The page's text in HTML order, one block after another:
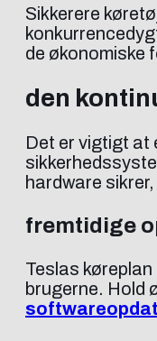
Sikkerere
de økonomiske
den
Det er vigtigt at
hardware
fremtidige
Teslas
brugerne. Hold